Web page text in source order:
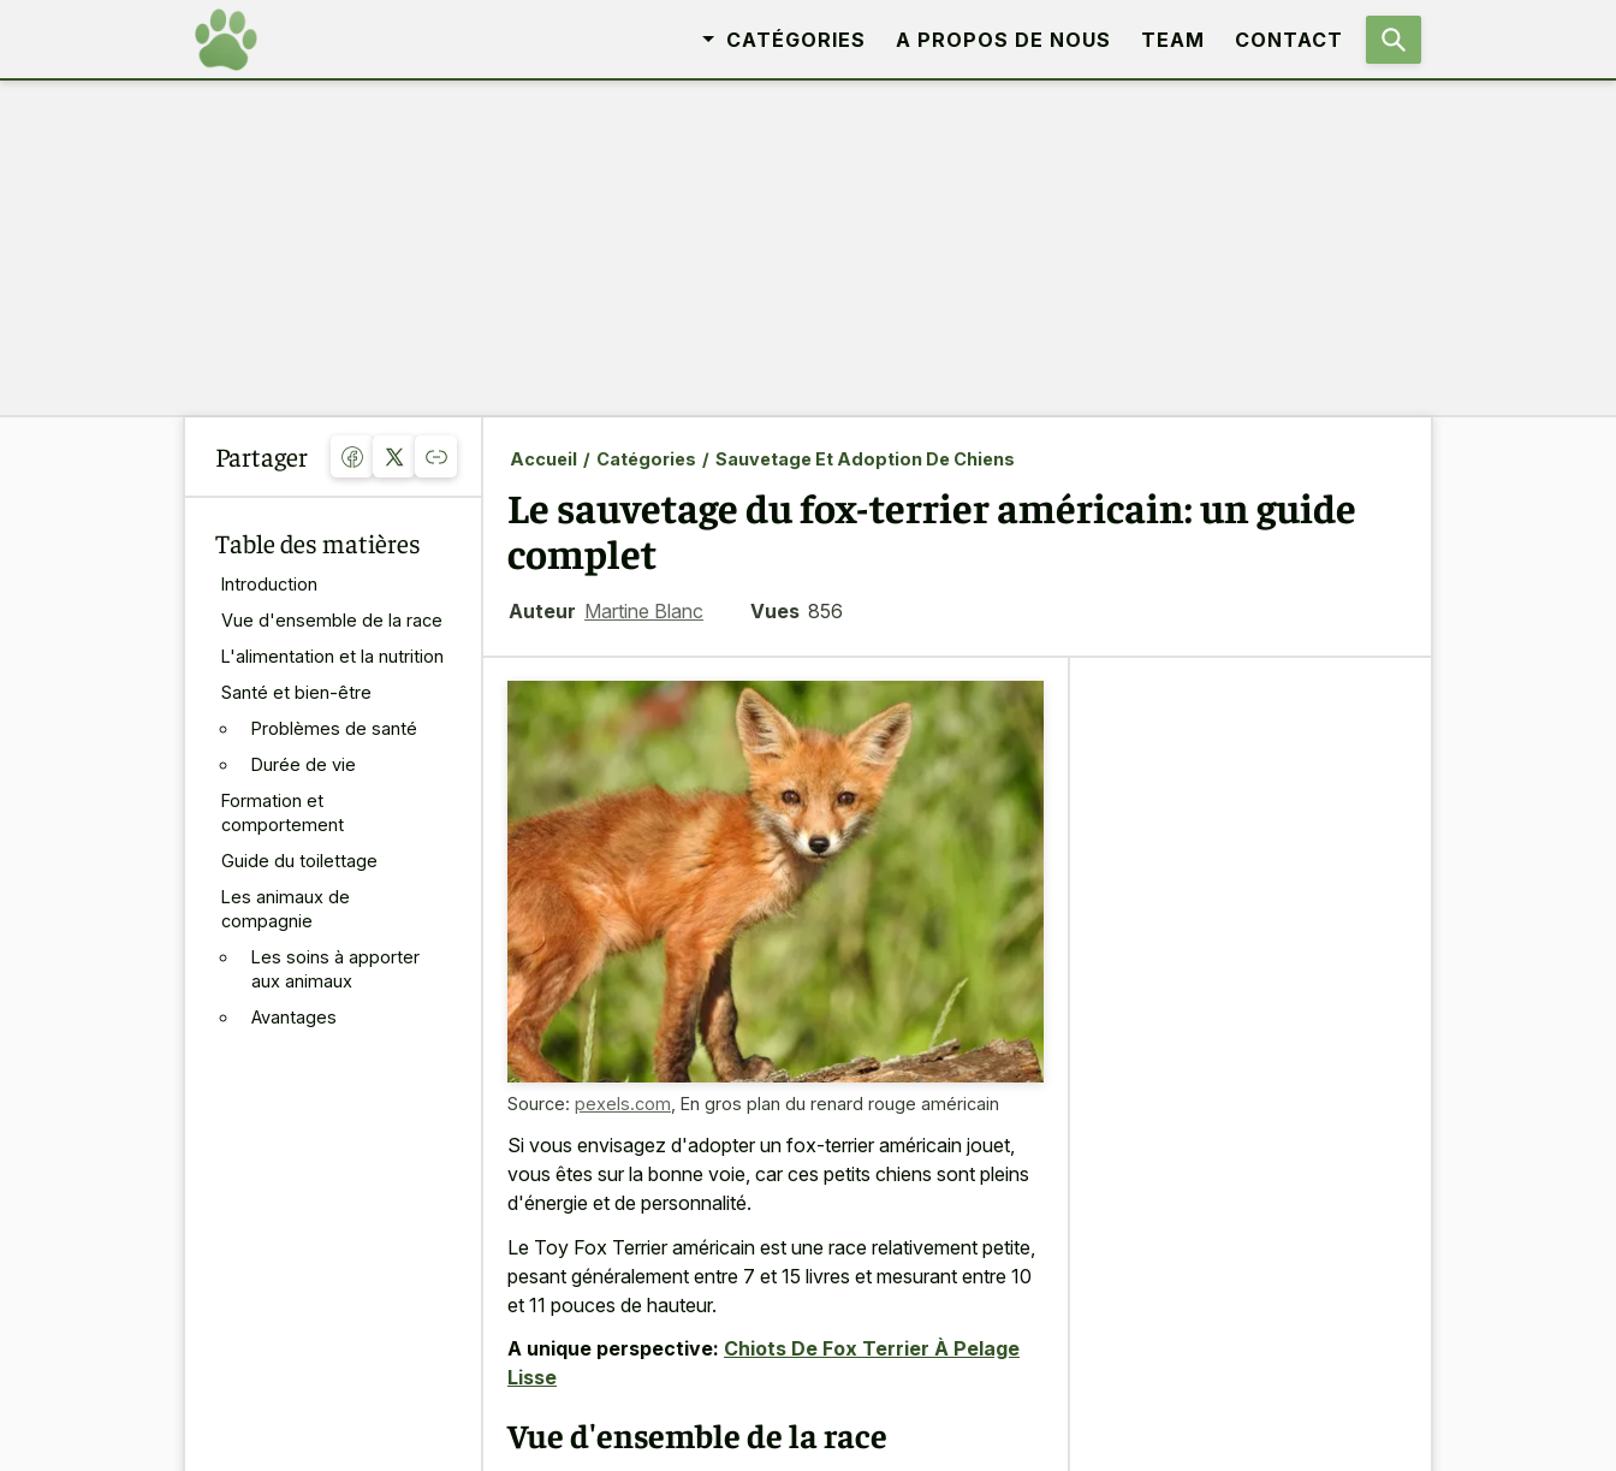
CATÉGORIES A PROPOS DE NOUS TEAM CONTACT
Partager
Table des matières
Introduction
Vue d'ensemble de la race
L'alimentation et la nutrition
Santé et bien-être
Problèmes de santé
Durée de vie
Formation et
comportement
Guide du toilettage
Les animaux de
compagnie
Les soins à apporter
aux animaux
Avantages
Accueil / Catégories / Sauvetage Et Adoption De Chiens
Le sauvetage du fox-terrier américain: un guide
complet
Auteur Martine Blanc Vues 856
Source: pexels.com En gros plan du renard rouge américain
Si vous envisagez d'adopter un fox-terrier américain jouet,
vous êtes sur la bonne voie, car ces petits chiens sont pleins
d'énergie et de personnalité.
Le Toy Fox Terrier américain est une race relativement petite,
pesant généralement entre 7 et 15 livres et mesurant entre 10
et 11 pouces de hauteur.
A unique perspective: Chiots De Fox Terrier À Pelage
Lisse
Vue d'ensemble de la race